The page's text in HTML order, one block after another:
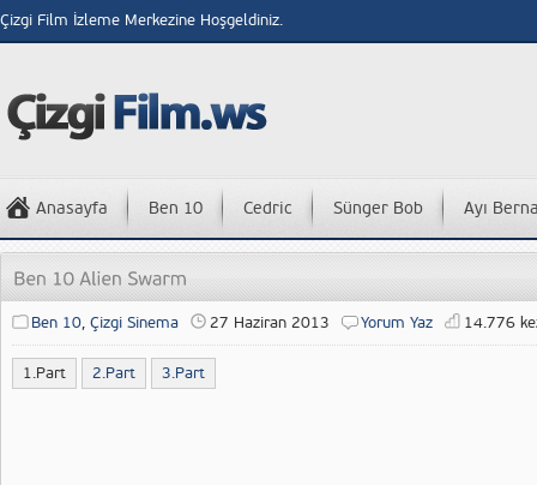
Çizgi Film İzleme Merkezine Hoşgeldiniz.
Anasayfa Ben 10 Cedric Sünger Bob Ayı
Ben 10, Çizgi Sinema 27 Haziran 2013 Yorum Yaz 14.776
1.Part 2.Part 3.Part